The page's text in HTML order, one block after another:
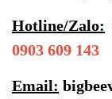
Hotline/Zalo:
0903 609 143
Email: